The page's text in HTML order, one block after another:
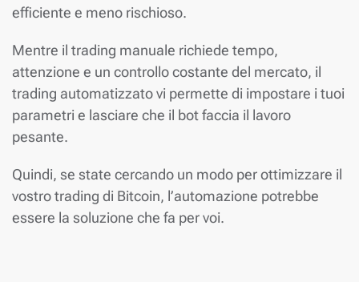
efficiente e meno rischioso.
Mentre il trading manuale richiede tempo,
attenzione e un controllo costante del mercato, il
trading automatizzato vi permette di impostare i tuoi
parametri e lasciare che il bot faccia il lavoro
pesante.
Quindi, se state cercando un modo per ottimizzare il
vostro trading di Bitcoin, l’automazione potrebbe
essere la soluzione che fa per voi.